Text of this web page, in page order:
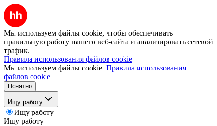
Мы используем файлы cookie, чтобы обеспечивать
правильную работу нашего веб-сайта и анализировать сетевой
трафик.
Правила использования файлов cookie
Мы используем файлы cookie. Правила использования
файлов cookie
Понятно
Ищу работу
Ищу работу
Ищу работу